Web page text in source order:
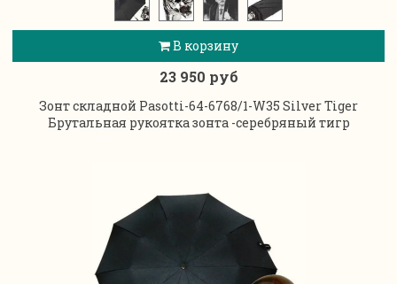
В корзину
23 950 руб
Зонт складной Pasotti-64-6768/1-W35 Silver Tiger
Брутальная рукоятка зонта -серебряный тигр